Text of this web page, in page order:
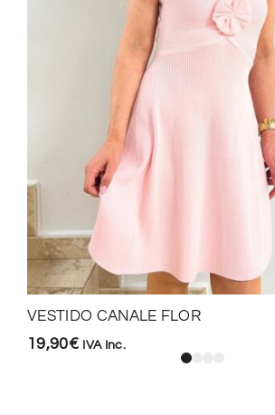
VESTIDO CANALE FLOR
19,90€ IVA Inc.